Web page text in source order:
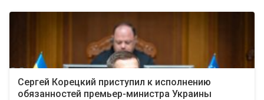
Сергей Корецкий приступил к исполнению
обязанностей премьер-министра Украины